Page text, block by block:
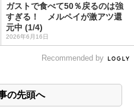
ガストで食べて50％戻るのは強
すぎる！ メルペイが激アツ還
元中 (1/4)
2026年6月16日
Recommended by
の先頭へ